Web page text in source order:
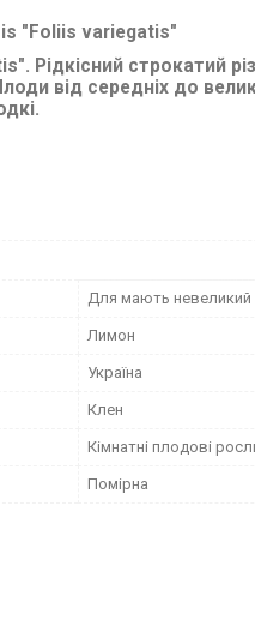
"Foliis variegatis"
Рідкісний строкатий
від середніх до
Для мають невеликий
Лимон
Україна
Клен
Кімнатні плодові
Помірна